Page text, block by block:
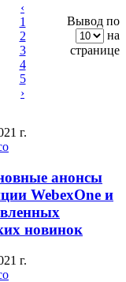
‹
1
2
3
4
5
›
Вывод по
на
странице
г.
анонсы
WebexOne и
новинок
г.